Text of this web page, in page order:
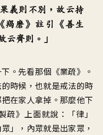
義則不別，故云持
羯磨》註引《善生
云齊則。」
。先看那個《業疏》。
時候，也就是戒法的時
在家人拿掉。那麼他下
》上面就說：「律」
」，內眾就是出家眾，